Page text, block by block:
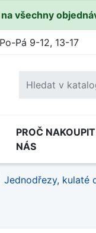
všechny
Po-Pá 9-12, 13-17
PROČ
NÁS
Jednodřezy, kulaté